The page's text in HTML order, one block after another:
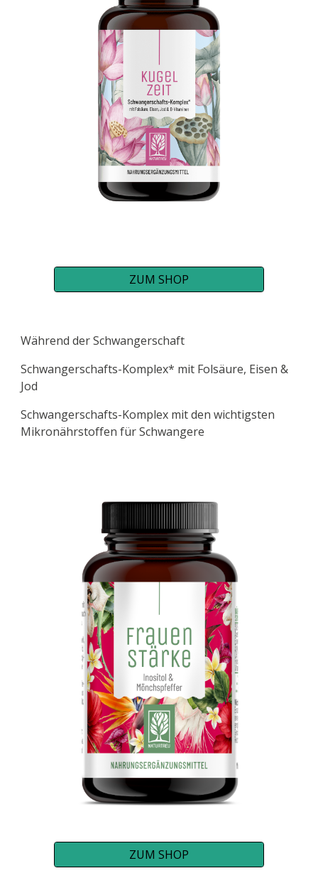
ZUM SHOP
Während der Schwangerschaft
Schwangerschafts-Komplex* mit Folsäure, Eisen &
Jod
Schwangerschafts-Komplex mit den wichtigsten
Mikronährstoffen für Schwangere
ZUM SHOP